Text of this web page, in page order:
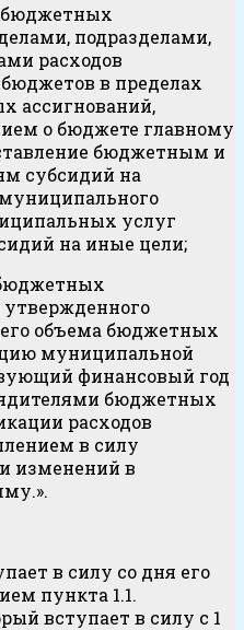
бюджетных
подразделами,
расходов
в пределах
ассигнований,
о бюджете главному
бюджетным и
субсидий на
услуг
на иные цели;
утвержденного
объема бюджетных
муниципальной
финансовый год
бюджетных
расходов
в силу
изменений в
в силу со дня его
пункта 1.1.
вступает в силу с 1